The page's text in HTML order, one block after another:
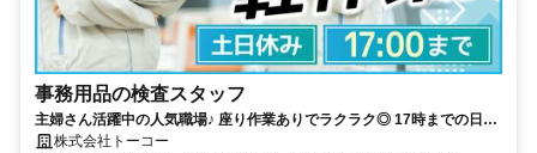
事務用品の検査スタッフ
主婦さん活躍中の人気職場♪ 座り作業ありでラクラク◎ 17時までの日勤
だから家庭との両立も安心！「久しぶりの仕事復帰」という方も大歓迎♪
株式会社トーコー